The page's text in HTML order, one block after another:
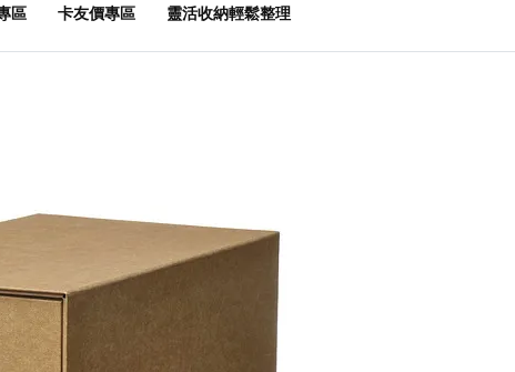
區 卡友價專區 靈活收納輕鬆整理